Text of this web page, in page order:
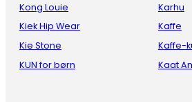
Kong Louie
Kiek Hip Wear
Kie Stone
KUN for børn
Karhu
Kaffe
Kaffe-
Kaat